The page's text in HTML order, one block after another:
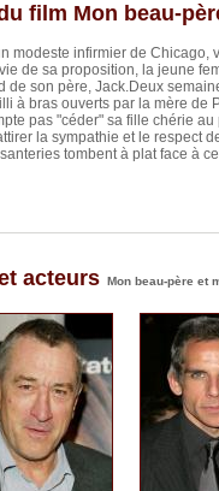
film Mon beau-
modeste infirmier de
de sa proposition, la jeune
de son père, Jack.Deux
à bras ouverts par la mère
pas "céder" sa fille chérie
la sympathie et le respect
tombent à plat face à
acteurs Mon beau-père et